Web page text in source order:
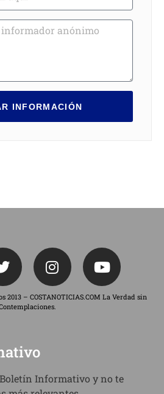
INFORMACIÓN
2013 – COSTANOTICIAS.COM La Verdad sin
Informativo y no te